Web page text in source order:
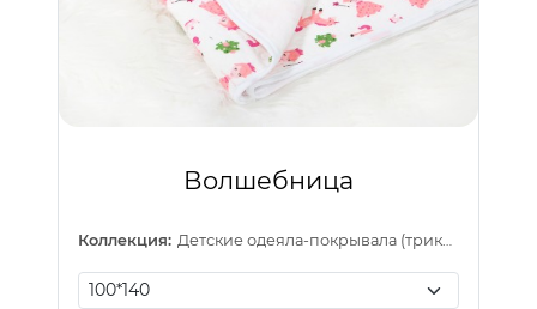
Волшебница
Коллекция: